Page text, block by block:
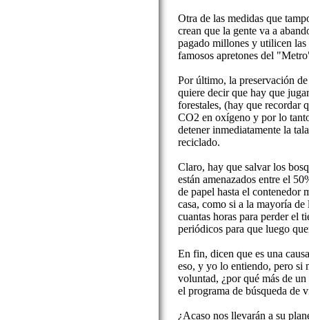
Otra de las medidas que
crean que la gente va a
pagado millones y utilicen
famosos apretones del
Por último, la preservación
quiere decir que hay que
forestales, (hay que recordar
CO2 en oxígeno y por lo
detener inmediatamente la
reciclado.
Claro, hay que salvar los
están amenazados entre el
de papel hasta el contenedor
casa, como si a la mayoría
cuantas horas para perder el
periódicos para que luego
En fin, dicen que es una
eso, y yo lo entiendo, pero si
voluntad, ¿por qué más de
el programa de búsqueda de
¿Acaso nos llevarán a su